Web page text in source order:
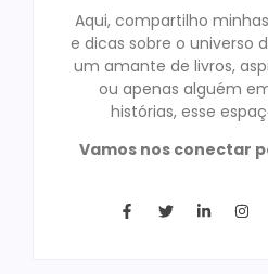
Aqui, compartilho
e dicas sobre o universo
um amante de livros,
ou apenas alguém
histórias, esse
Vamos nos conectar